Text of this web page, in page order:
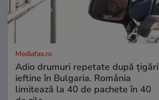
Mediafax.ro
Adio drumuri repetate după țigări
ieftine în Bulgaria. România
limitează la 40 de pachete în 40